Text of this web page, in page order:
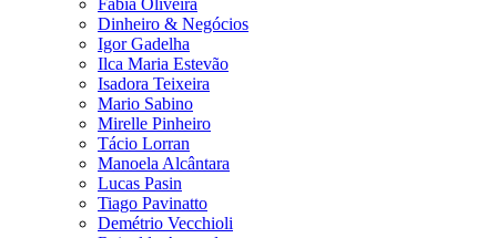
Dinheiro & Negócios
Igor Gadelha
Ilca Maria Estevão
Isadora Teixeira
Mario Sabino
Mirelle Pinheiro
Tácio Lorran
Manoela Alcântara
Lucas Pasin
Tiago Pavinatto
Demétrio Vecchioli